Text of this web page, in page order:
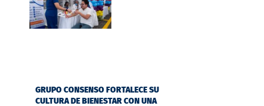
GRUPO CONSENSO FORTALECE SU
CULTURA DE BIENESTAR CON UNA